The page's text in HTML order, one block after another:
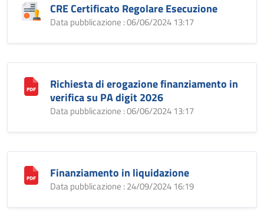
CRE Certificato Regolare Esecuzione
Data pubblicazione : 06/06/2024 13:17
Richiesta di erogazione finanziamento in
verifica su PA digit 2026
Data pubblicazione : 06/06/2024 13:17
Finanziamento in liquidazione
Data pubblicazione : 24/09/2024 16:19